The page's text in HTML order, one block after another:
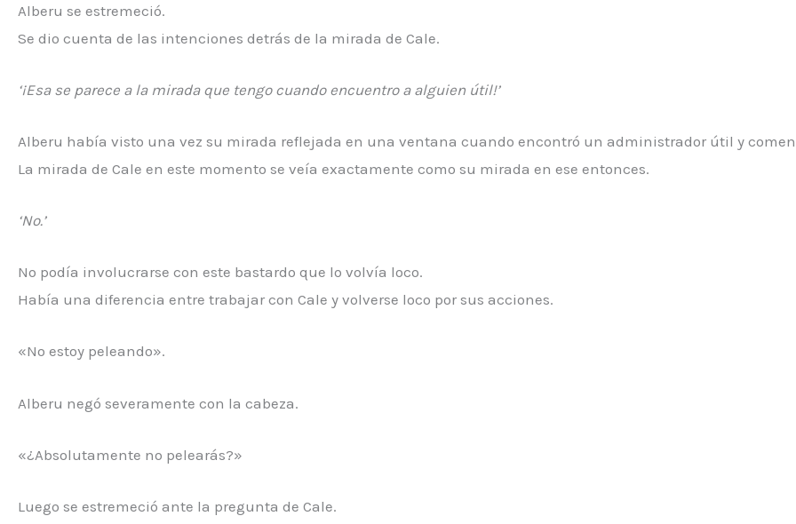
Alberu se estremeció.
Se dio cuenta de las intenciones detrás de la mirada de Cale.
‘¡Esa se parece a la mirada que tengo cuando encuentro a alguien útil!’
Alberu había visto una vez su mirada reflejada en una ventana cuando encontró un administrador útil y
La mirada de Cale en este momento se veía exactamente como su mirada en ese entonces.
‘No.’
No podía involucrarse con este bastardo que lo volvía loco.
Había una diferencia entre trabajar con Cale y volverse loco por sus acciones.
«No estoy peleando».
Alberu negó severamente con la cabeza.
«¿Absolutamente no pelearás?»
Luego se estremeció ante la pregunta de Cale.